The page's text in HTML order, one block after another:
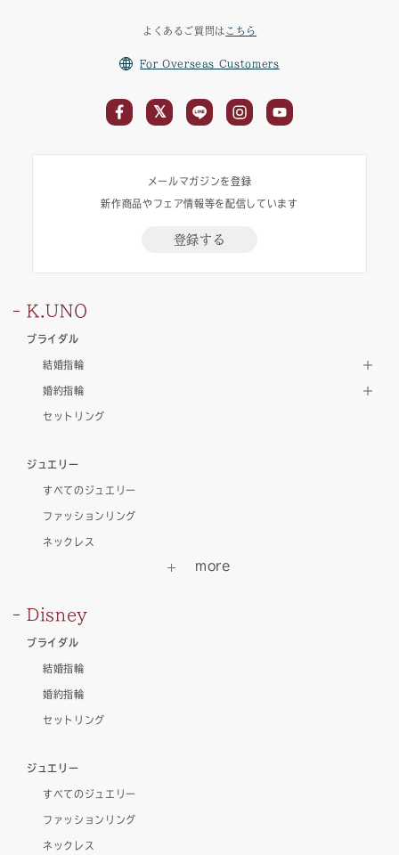
よくあるご質問は こちら
For Overseas Customers
メールマガジンを登録
新作商品やフェア情報等を配信しています
登録する
K.UNO
ブライダル
結婚指輪
婚約指輪
セットリング
ジュエリー
すべてのジュエリー
ファッションリング
ネックレス
Disney
ブライダル
結婚指輪
婚約指輪
セットリング
ジュエリー
すべてのジュエリー
ファッションリング
ネックレス